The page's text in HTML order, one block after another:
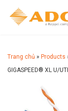
Trang chủ » Products
GIGASPEED® XL U/